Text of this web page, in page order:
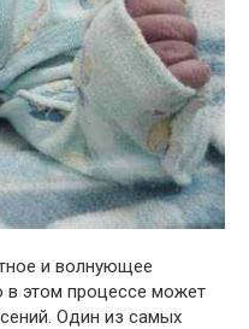
и волнующее
в этом процессе может
Один из самых